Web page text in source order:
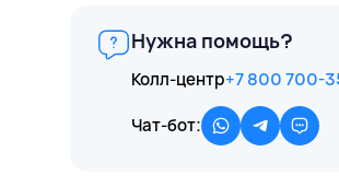
Нужна помощь?
Колл-центр+7 800 700-
Чат-бот: